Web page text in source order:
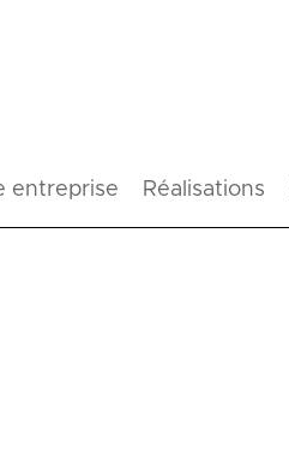
entreprise Réalisations